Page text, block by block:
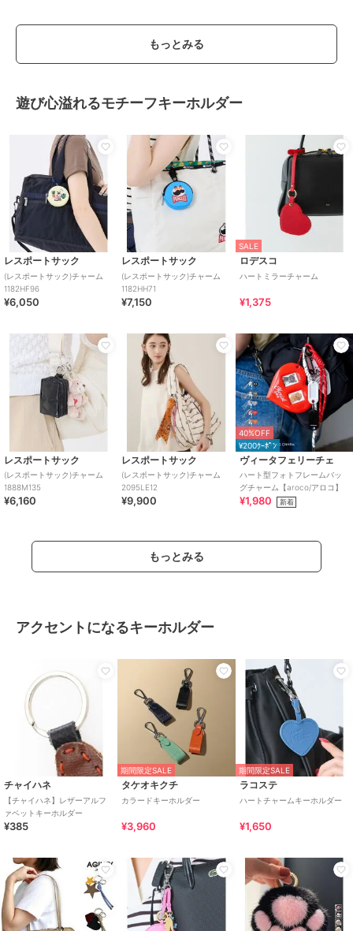
もっとみる
遊び心溢れるモチーフキーホルダー
レスポートサック
(レスポートサック)チャーム
1182HF96
¥6,050
レスポートサック
(レスポートサック)チャーム
1182HH71
¥7,150
SALE
ロデスコ
ハートミラーチャーム
¥1,375
レスポートサック
(レスポートサック)チャーム
1888M135
¥6,160
レスポートサック
(レスポートサック)チャーム
2095LE12
¥9,900
40%OFF
¥200ｸｰﾎﾟﾝ
ヴィータフェリーチェ
ハート型フォトフレームバッ
グチャーム【aroco/アロコ】
¥1,980 新着
もっとみる
アクセントになるキーホルダー
チャイハネ
【チャイハネ】レザーアルフ
ァベットキーホルダー
¥385
期間限定SALE
タケオキクチ
カラードキーホルダー
¥3,960
期間限定SALE
ラコステ
ハートチャームキーホルダー
¥1,650